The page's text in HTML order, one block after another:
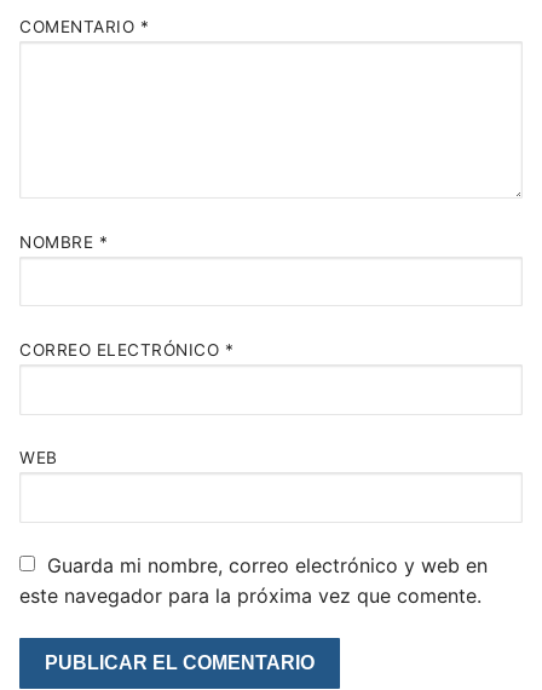
COMENTARIO *
NOMBRE *
CORREO ELECTRÓNICO *
WEB
Guarda mi nombre, correo electrónico y web en
este navegador para la próxima vez que comente.